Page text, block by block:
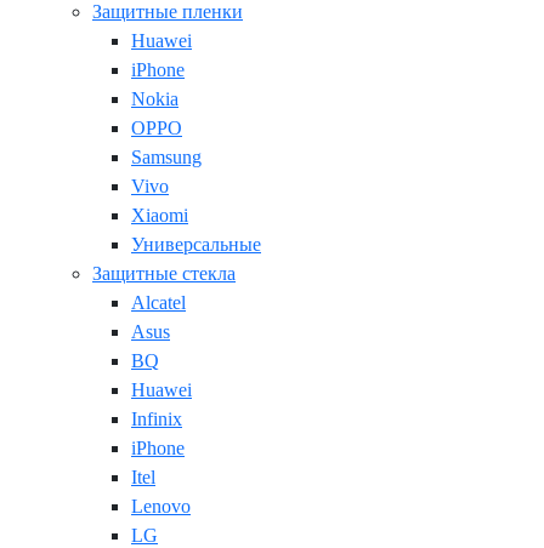
Защитные пленки
Huawei
iPhone
Nokia
OPPO
Samsung
Vivo
Xiaomi
Универсальные
Защитные стекла
Alcatel
Asus
BQ
Huawei
Infinix
iPhone
Itel
Lenovo
LG